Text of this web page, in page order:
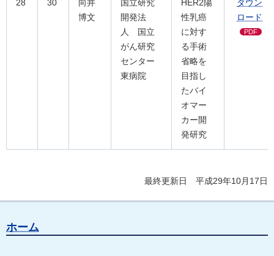
28 30
向井
博文
国立研究
開発法
人 国立
がん研究
センター
東病院
HER2陽
性乳癌
に対す
る手術
省略を
目指し
たバイ
オマー
カー開
発研究
ダウン
ロード
PDF
最終更新日 平成29年10月17日
ホーム